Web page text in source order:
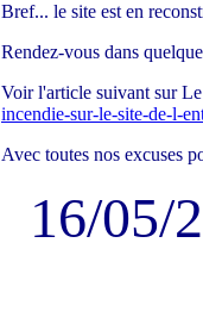
Bref... le site est en
Rendez-vous dans
Voir l'article suivant sur
incendie-sur-le-site-de-l-
Avec toutes nos excuses
16/05/